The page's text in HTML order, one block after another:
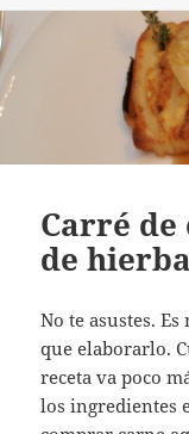
Carré
de
No te asustes.
que elaborarlo.
receta va poco
los ingredientes